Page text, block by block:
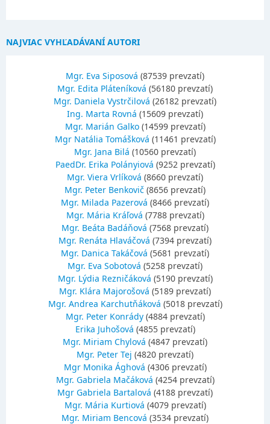
NAJVIAC VYHĽADÁVANÍ AUTORI
Mgr. Eva Siposová (87539 prevzatí)
Mgr. Edita Pláteníková (56180 prevzatí)
Mgr. Daniela Vystrčilová (26182 prevzatí)
Ing. Marta Rovná (15609 prevzatí)
Mgr. Marián Galko(14599 prevzatí)
Mgr Natália Tomášková (11461 prevzatí)
Mgr. Jana Bilá (10560 prevzatí)
PaedDr. Erika Polányiová (9252 prevzatí)
Mgr. Viera Vrlíková (8660 prevzatí)
Mgr. Peter Benkovič (8656 prevzatí)
Mgr. Milada Pazerová (8466 prevzatí)
Mgr. Mária Kráľová (7788 prevzatí)
Mgr. Beáta Badáňová (7568 prevzatí)
Mgr. Renáta Hlaváčová (7394 prevzatí)
Mgr. Danica Takáčová (5681 prevzatí)
Mgr. Eva Sobotová (5258 prevzatí)
Mgr. Lýdia Rezničáková (5190 prevzatí)
Mgr. Klára Majorošová (5189 prevzatí)
Mgr. Andrea Karchutňáková (5018 prevzatí)
Mgr. Peter Konrády(4884 prevzatí)
Erika Juhošová (4855 prevzatí)
Mgr. Miriam Chylová (4847 prevzatí)
Mgr. Peter Tej (4820 prevzatí)
Mgr Monika Ághová (4306 prevzatí)
Mgr. Gabriela Mačáková (4254 prevzatí)
Mgr Gabriela Bartalová (4188 prevzatí)
Mgr. Mária Kurtiová (4079 prevzatí)
Mgr. Miriam Bencová (3534 prevzatí)